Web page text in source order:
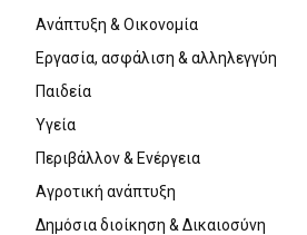
Ανάπτυξη & Οικονομία
Εργασία, ασφάλιση & αλληλεγγύη
Παιδεία
Υγεία
Περιβάλλον & Ενέργεια
Αγροτική ανάπτυξη
Δημόσια διοίκηση & Δικαιοσύνη